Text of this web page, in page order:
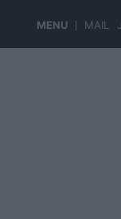
MENU MAIL